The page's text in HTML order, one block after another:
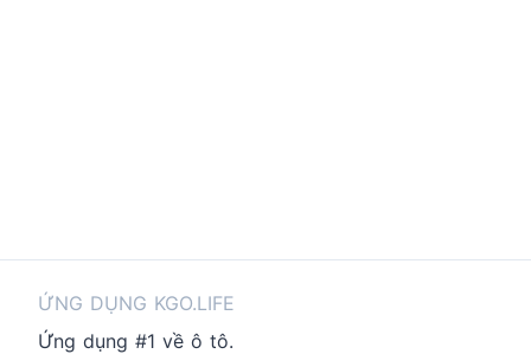
ỨNG DỤNG KGO.LIFE
Ứng dụng #1 về ô tô.